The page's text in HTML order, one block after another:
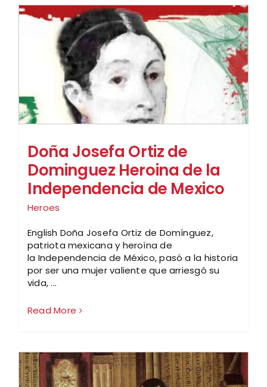
Doña Josefa Ortiz de
Dominguez Heroina de la
Independencia de Mexico
Heroes
English Doña Josefa Ortiz de Domínguez,
patriota mexicana y heroína de
la Independencia de México, pasó a la historia
por ser una mujer valiente que arriesgó su
vida, ...
Read More